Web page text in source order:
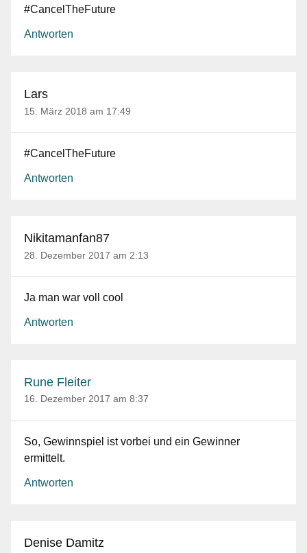
#CancelTheFuture
Antworten
Lars
15. März 2018 am 17:49
#CancelTheFuture
Antworten
Nikitamanfan87
28. Dezember 2017 am 2:13
Ja man war voll cool
Antworten
Rune Fleiter
16. Dezember 2017 am 8:37
So, Gewinnspiel ist vorbei und ein Gewinner
ermittelt.
Antworten
Denise Damitz